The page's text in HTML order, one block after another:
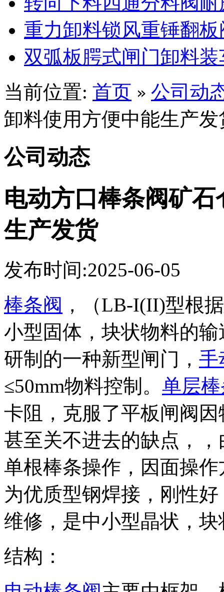
重力卸料锁风重锤翻
双弧板腭式闸门卸料
当前位置: 首页 » 公司动
卸料使用方便中能生产发
公司动态
电动方口棒条阀矿
生产发货
发布时间:2025-06-05
棒条阀 ，（LB-I(II)型根
小型固体，块状物料的
研制的一种新型闸门， 手
≤50mm物料控制。 单层
卡阻，克服了平板闸阀
甚至关不进去的缺点，
单根棒条操作，因面操
为优质型钢焊接，刚性
维修，是中小型晶状，
结构：